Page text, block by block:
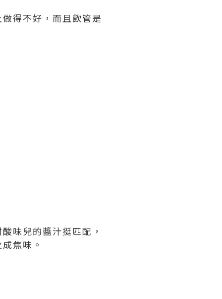
得不好，而且飲管是
味兒的醬汁挺匹配，
焦味。